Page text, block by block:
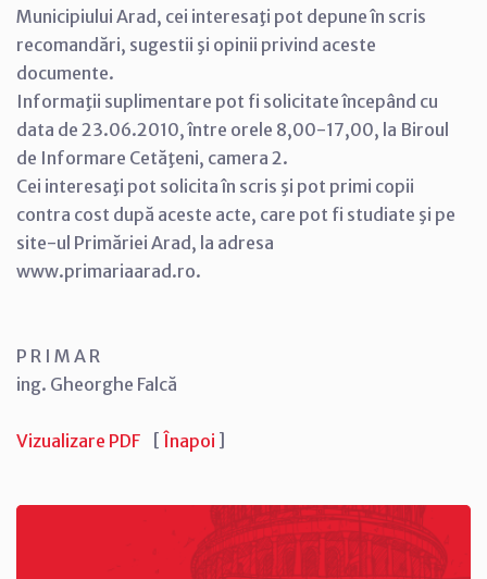
Municipiului Arad, cei interesaţi pot depune în scris
recomandări, sugestii şi opinii privind aceste
documente.
Informaţii suplimentare pot fi solicitate începând cu
data de 23.06.2010, între orele 8,00-17,00, la Biroul
de Informare Cetăţeni, camera 2.
Cei interesaţi pot solicita în scris şi pot primi copii
contra cost după aceste acte, care pot fi studiate şi pe
site-ul Primăriei Arad, la adresa
www.primariaarad.ro.
P R I M A R
ing. Gheorghe Falcă
Vizualizare PDF [ Înapoi ]